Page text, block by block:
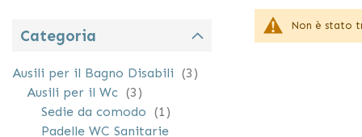
maggiore
Non è stato
Categoria
Ausili per il Bagno Disabili 3
elementi
Ausili per il Wc
3
elementi
Sedie da comodo
1
elemento
Padelle WC Sanitarie